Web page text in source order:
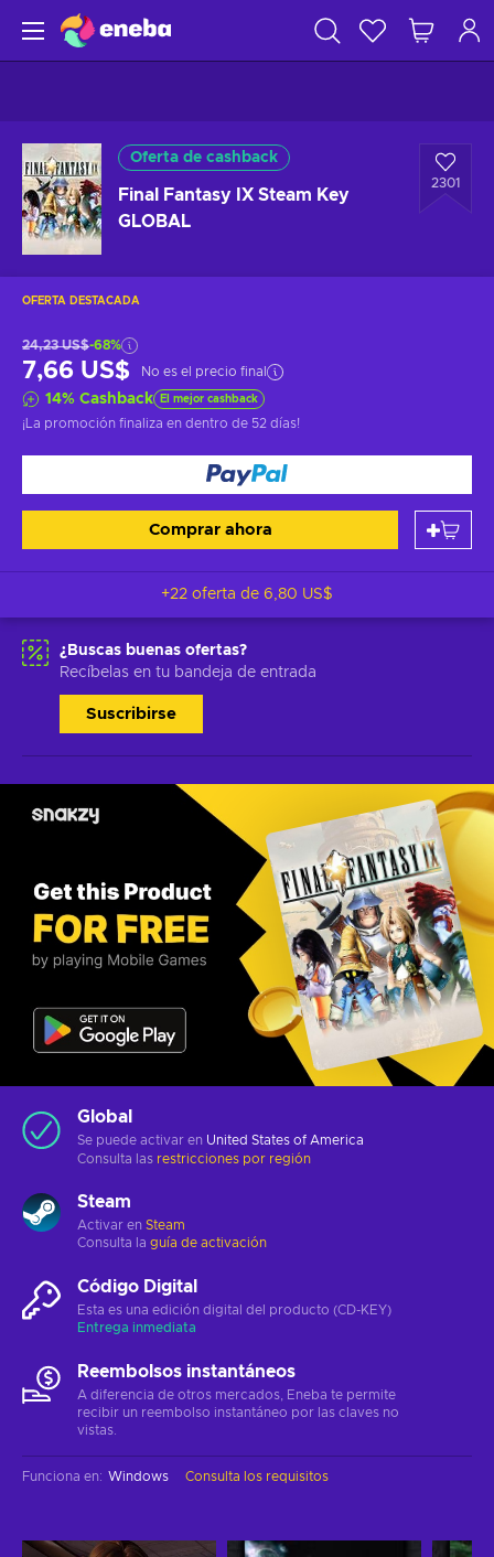
Oferta de cashback
Final Fantasy IX Steam Key
GLOBAL
2301
OFERTA DESTACADA
24,23 US$-68%
7,66 US$ No es el precio final
14% Cashback El mejor cashback
¡La promoción finaliza en dentro de 52 días!
Comprar ahora
+22 oferta de 6,80 US$
¿Buscas buenas ofertas?
Recíbelas en tu bandeja de entrada
Suscribirse
Global
Se puede activar en United States of America
Consulta las restricciones por región
Steam
Activar en Steam
Consulta la guía de activación
Código Digital
Esta es una edición digital del producto (CD-KEY)
Entrega inmediata
Reembolsos instantáneos
A diferencia de otros mercados, Eneba te permite
recibir un reembolso instantáneo por las claves no
vistas.
Funciona en: Windows Consulta los requisitos